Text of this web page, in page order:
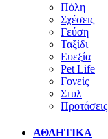
Πόλη
Σχέσεις
Γεύση
Ταξίδι
Ευεξία
Pet Life
Γονείς
Στυλ
Προτάσεις
ΑΘΛΗΤΙΚΑ